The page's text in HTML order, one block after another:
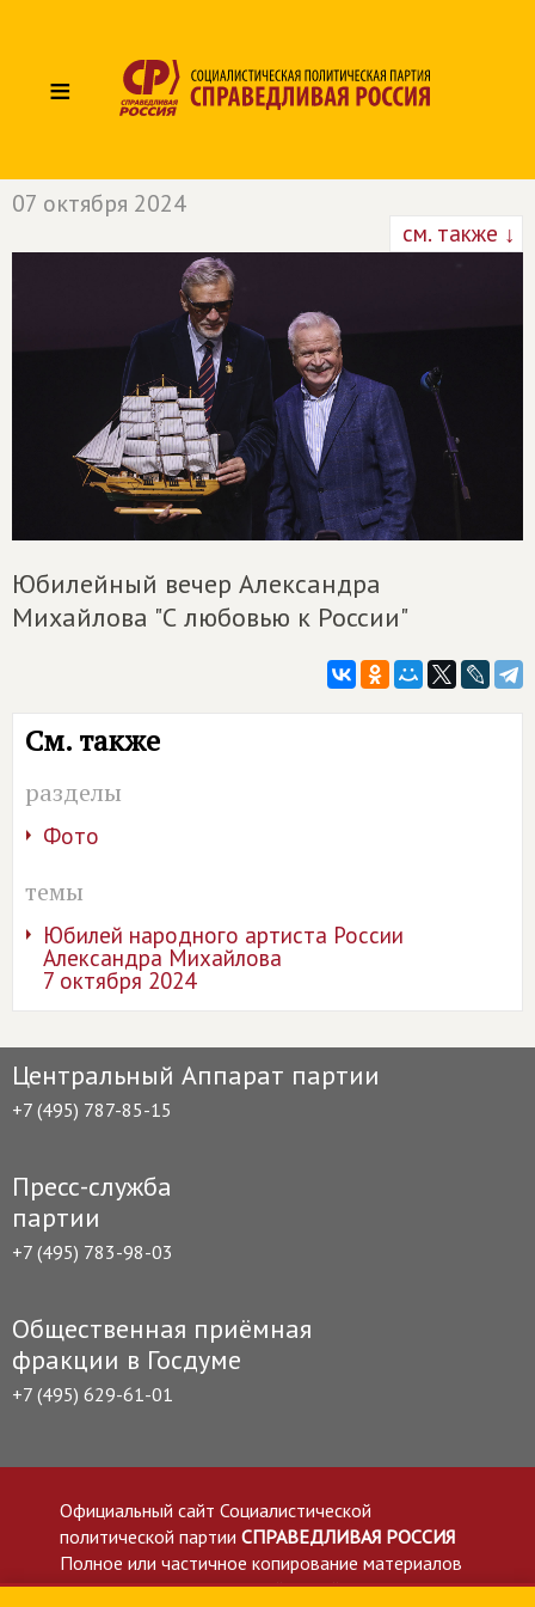
≡
07 октября 2024
см. также ↓
Юбилейный вечер Александра
Михайлова "С любовью к России"
См. также
разделы
Фото
темы
Юбилей народного артиста России
Александра Михайлова
7 октября 2024
Центральный Аппарат партии
+7 (495) 787-85-15
Пресс-служба
партии
+7 (495) 783-98-03
Общественная приёмная
фракции в Госдуме
+7 (495) 629-61-01
Официальный сайт Социалистической
политической партии СПРАВЕДЛИВАЯ РОССИЯ
Полное или частичное копирование материалов
приветствуется со ссылкой на сайт spravedlivo.ru